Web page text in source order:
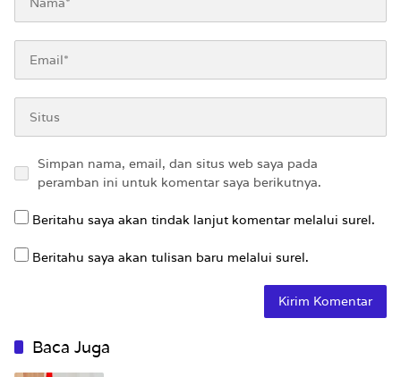
Simpan nama, email, dan situs web saya pada
peramban ini untuk komentar saya berikutnya.
Beritahu saya akan tindak lanjut komentar melalui surel.
Beritahu saya akan tulisan baru melalui surel.
Baca Juga